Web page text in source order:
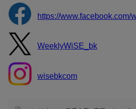
https://www.facebook.com/
WeeklyWiSE_bk
wisebkcom